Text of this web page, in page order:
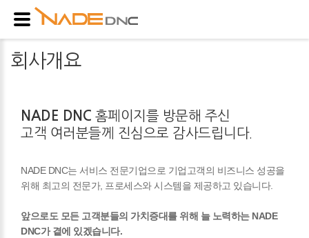
회사개요
NADE DNC 홈페이지를 방문해 주신
고객 여러분들께 진심으로 감사드립니다.
NADE DNC는 서비스 전문기업으로 기업고객의 비즈니스 성공을
위해 최고의 전문가, 프로세스와 시스템을 제공하고 있습니다.
앞으로도 모든 고객분들의 가치증대를 위해 늘 노력하는 NADE
DNC가 곁에 있겠습니다.